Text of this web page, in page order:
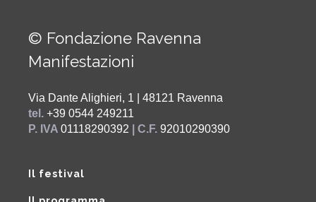
© Fondazione Ravenna
Manifestazioni
Via Dante Alighieri, 1 | 48121 Ravenna
tel. +39 0544 249211
P. IVA 01118290392 | C.F. 92010290390
Il festival